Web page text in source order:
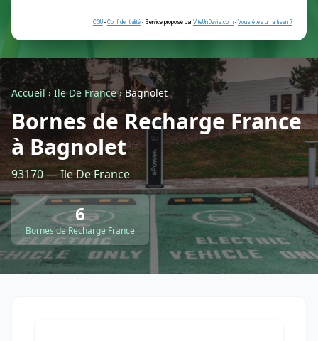
Je ne sais pas encore
Autre
Retour à la liste des métiers
CGU-Confidentialité- Service proposé parViteUnDevis.com-Vous
Accueil› Ile De France›Bagnolet
Bornes de Recharge France
à Bagnolet
93170 — Ile De France
6
Bornes de Recharge France